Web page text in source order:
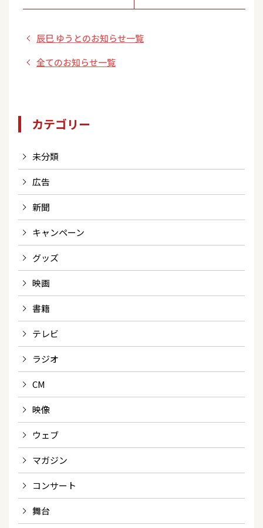
（DEFタイプ）発
催決定！
ジックビデオ解禁！
辰巳 ゆうとのお知らせ一覧
全てのお知らせ一覧
カテゴリー
未分類
広告
新聞
キャンペーン
グッズ
映画
書籍
テレビ
ラジオ
CM
映像
ウェブ
マガジン
コンサート
舞台